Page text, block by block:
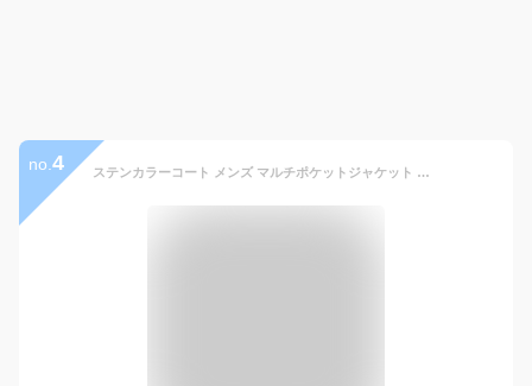
no. 4 ステンカラーコート メンズ マルチポケットジャケット ブランド ウール 丈 トレンチコート 秋 ロングコート 40代 ミドル アウター ビジネス 厚手 春 ファスナー ピーコート セール コート ショート丈 冬 スタンドカラーコート チェスターコート ロング おすすめ 50代